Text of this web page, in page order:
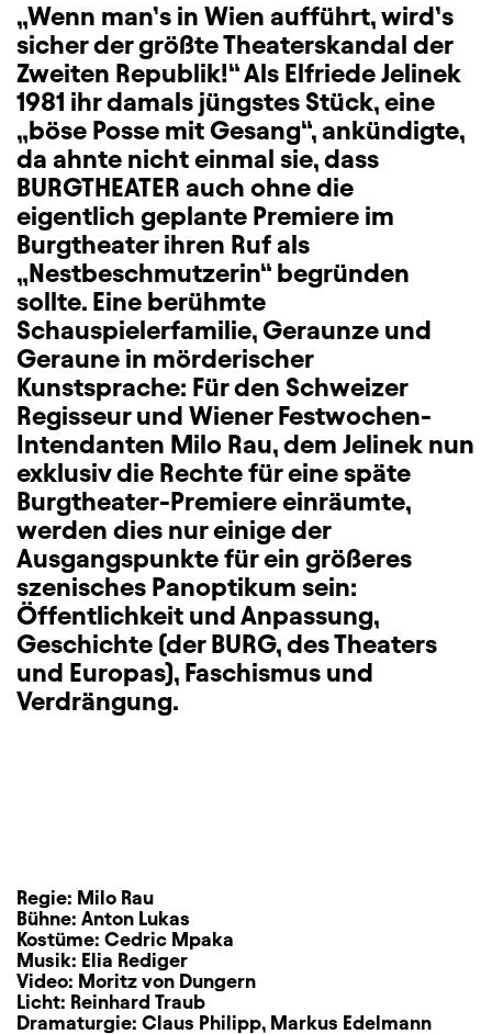
„Wenn man’s in Wien aufführt, wird’s
sicher der größte Theaterskandal der
Zweiten Republik!“ Als Elfriede Jelinek
1981 ihr damals jüngstes Stück, eine
„böse Posse mit Gesang“, ankündigte,
da ahnte nicht einmal sie, dass
BURGTHEATER auch ohne die
eigentlich geplante Premiere im
Burgtheater ihren Ruf als
„Nestbeschmutzerin“ begründen
sollte. Eine berühmte
Schauspielerfamilie, Geraunze und
Geraune in mörderischer
Kunstsprache: Für den Schweizer
Regisseur und Wiener Festwochen-
Intendanten Milo Rau, dem Jelinek nun
exklusiv die Rechte für eine späte
Burgtheater-Premiere einräumte,
werden dies nur einige der
Ausgangspunkte für ein größeres
szenisches Panoptikum sein:
Öffentlichkeit und Anpassung,
Geschichte (der BURG, des Theaters
und Europas), Faschismus und
Verdrängung.
Regie: Milo Rau
Bühne: Anton Lukas
Kostüme: Cedric Mpaka
Musik: Elia Rediger
Video: Moritz von Dungern
Licht: Reinhard Traub
Dramaturgie: Claus Philipp, Markus Edelmann